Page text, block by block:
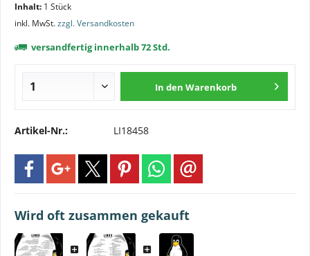
Inhalt: 1 Stück
inkl. MwSt.zzgl. Versandkosten
versandfertig innerhalb 72 Std.
In den Warenkorb
Artikel-Nr.: LI18458
Wird oft zusammen gekauft